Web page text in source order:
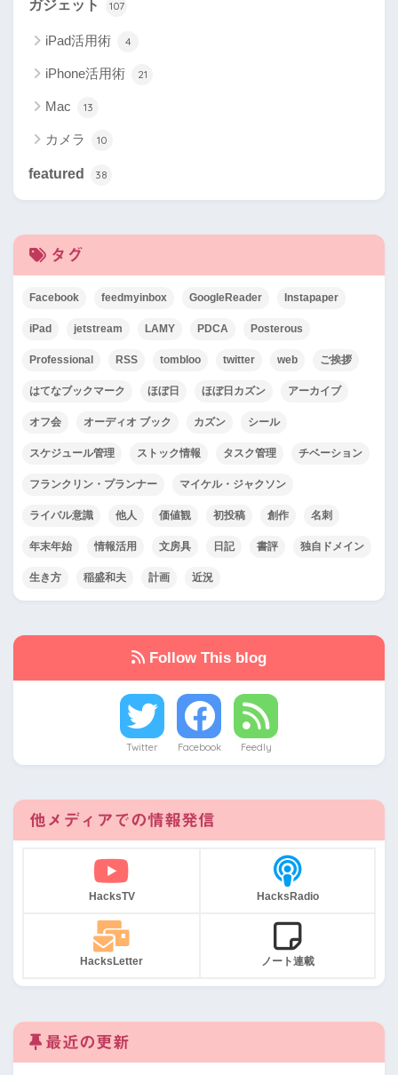
ガジェット 107
iPad活用術 4
iPhone活用術 21
Mac 13
カメラ 10
featured 38
タグ
Facebook feedmyinbox GoogleReader Instapaper
iPad jetstream LAMY PDCA Posterous
Professional RSS tombloo twitter web ご挨拶
はてなブックマーク ほぼ日 ほぼ日カズン アーカイブ
オフ会 オーディオ ブック カズン シール
スケジュール管理 ストック情報 タスク管理 チベーション
フランクリン・プランナー マイケル・ジャクソン
ライバル意識 他人 価値観 初投稿 創作 名刺
年末年始 情報活用 文房具 日記 書評 独自ドメイン
生き方 稲盛和夫 計画 近況
Follow This blog
Twitter Facebook Feedly
他メディアでの情報発信
HacksTV HacksRadio
HacksLetter ノート連載
最近の更新